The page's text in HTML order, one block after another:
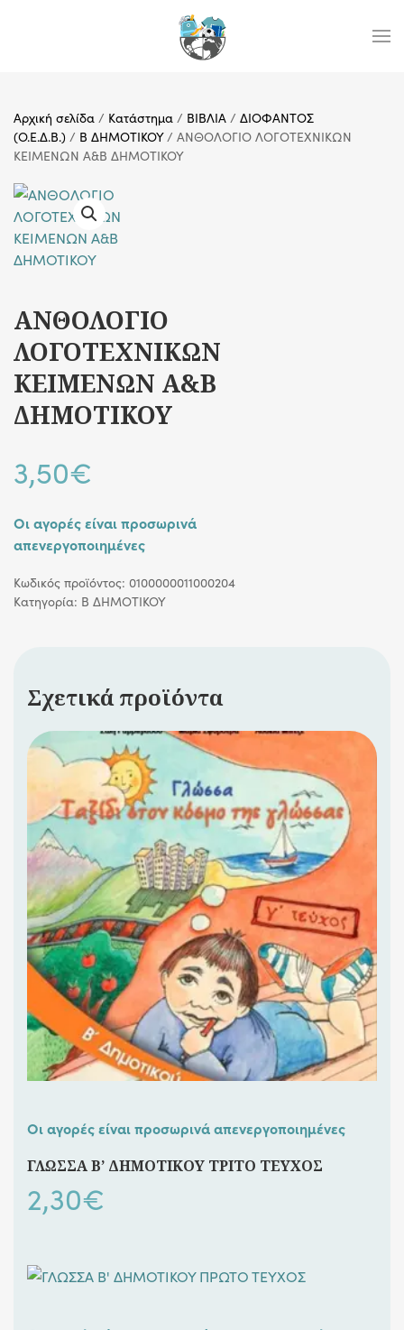
Αρχική σελίδα / Κατάστημα / ΒΙΒΛΙΑ / ΔΙΟΦΑΝΤΟΣ
(Ο.Ε.Δ.Β.) / Β ΔΗΜΟΤΙΚΟΥ/ ΑΝΘΟΛΟΓΙΟ ΛΟΓΟΤΕΧΝΙΚΩΝ
ΚΕΙΜΕΝΩΝ Α&Β ΔΗΜΟΤΙΚΟΥ
ΑΝΘΟΛΟΓΙΟ
ΛΟΓΟΤΕΧΝΙΚΩΝ
ΚΕΙΜΕΝΩΝ Α&Β
ΔΗΜΟΤΙΚΟΥ
3,50€
Οι αγορές είναι προσωρινά
απενεργοποιημένες
Κωδικός προϊόντος: 0100000011000204
Κατηγορία: Β ΔΗΜΟΤΙΚΟΥ
Σχετικά προϊόντα
Οι αγορές είναι προσωρινά απενεργοποιημένες
ΓΛΩΣΣΑ Β’ ΔΗΜΟΤΙΚΟΥ ΤΡΙΤΟ ΤΕΥΧΟΣ
2,30€